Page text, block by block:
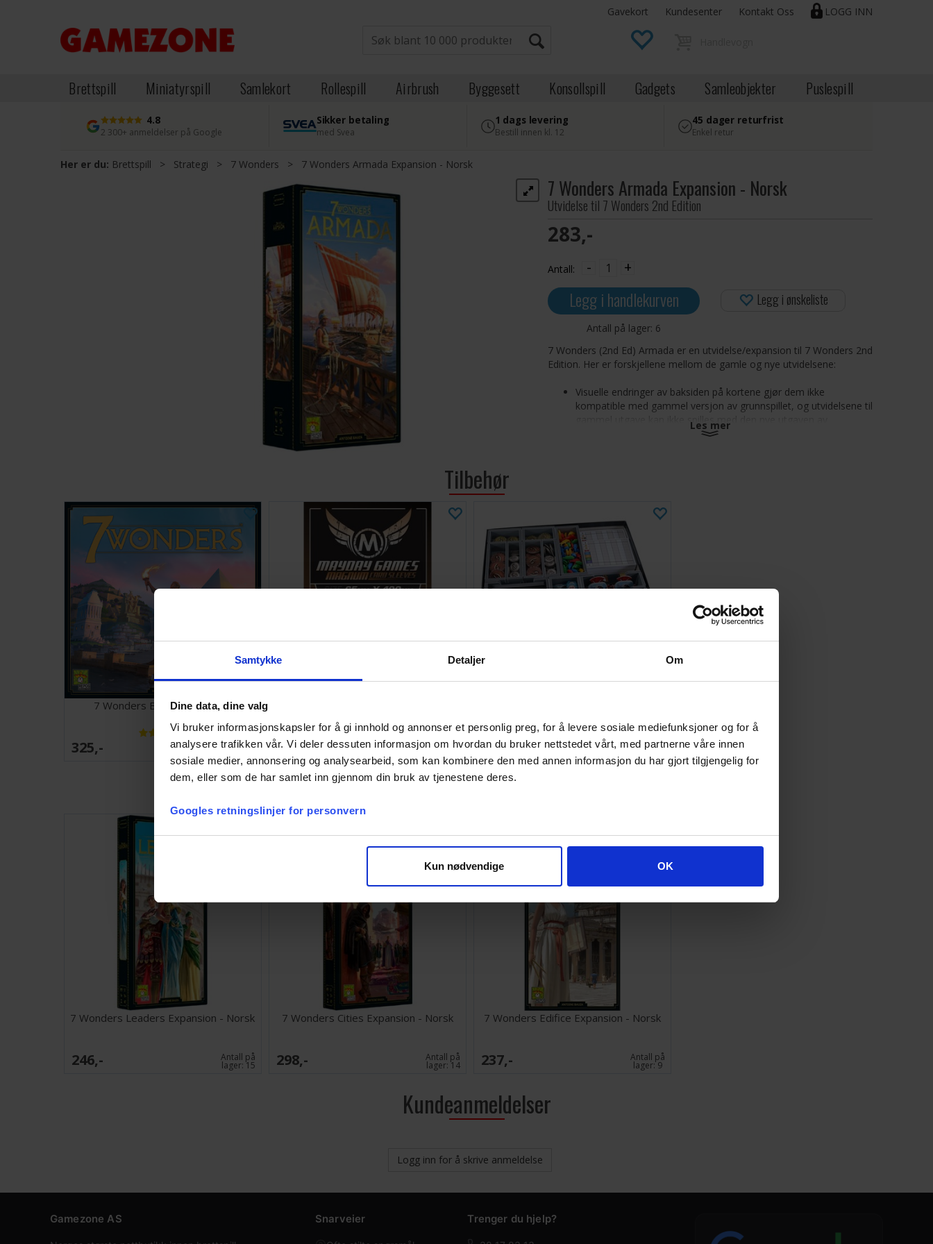
Samtykke Detaljer Om
Dine data, dine valg
Vi bruker informasjonskapsler for å gi innhold og annonser et personlig preg, for å levere sosiale mediefunksjoner og for å
analysere trafikken vår. Vi deler dessuten informasjon om hvordan du bruker nettstedet vårt, med partnerne våre innen
sosiale medier, annonsering og analysearbeid, som kan kombinere den med annen informasjon du har gjort tilgjengelig for
dem, eller som de har samlet inn gjennom din bruk av tjenestene deres.
Googles retningslinjer for personvern
Kun nødvendige OK
LOGG INN
Gavekort Kundesenter Kontakt Oss
Brettspill Miniatyrspill Samlekort Rollespill Airbrush Byggesett Konsollspill Gadgets Samleobjekter Puslespill
4.8
2 300+ anmeldelser på Google
Sikker betaling
med Svea
1 dags levering
Bestill innen kl. 12
45 dager returfrist
Enkel retur
Her er du: Brettspill > Strategi > 7 Wonders > 7 Wonders Armada Expansion - Norsk
7 Wonders Armada Expansion - Norsk
Utvidelse til 7 Wonders 2nd Edition
283,-
Antall: - +
Legg i handlekurven
Antall på lager: 6
Legg i ønskeliste
7 Wonders (2nd Ed) Armada er en utvidelse/expansion til 7 Wonders 2nd
Edition. Her er forskjellene mellom de gamle og nye utvidelsene:
Visuelle endringer av baksiden på kortene gjør dem ikke
kompatible med gammel versjon av grunnspillet, og utvidelsene til
gammel utgave kan ikke spilles med den nye utgaven av
Wonder Pack og Babel er ikke tilgjengelig for ny utgave, og er
heller ikke planlagt å komme på et senere tidspunkt
Kortene fra Anniversary Pack er inkludert i de nye utgavene av
Cities og Leaders
Nybegynnerkort for hver utvidelse gjør det enkelt å lære seg nye
regler. En ekspertpakke er også inkludert for tidligere 7 Wonders
Tips: Vi anbefaler kortbeskyttere for å øke levetiden på
Les mer
Tilbehør
7 Wonders Brettspill - Norsk
325,- Antall på 99,- Antall på 255,- Ventes inn
17.08.2026
Vi anbefaler også
7 Wonders Leaders Expansion - Norsk
246,- Antall på
lager: 15
7 Wonders Cities Expansion - Norsk
298,- Antall på
lager: 14
7 Wonders Edifice Expansion - Norsk
237,- Antall på
lager:9
Kundeanmeldelser
Logg inn for å skrive anmeldelse
Gamezone AS Snarveier Trenger du hjelp?